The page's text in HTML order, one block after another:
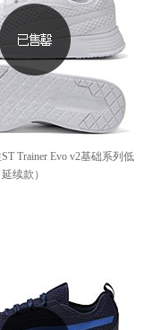
Trainer Evo v2基础系列低
续款）